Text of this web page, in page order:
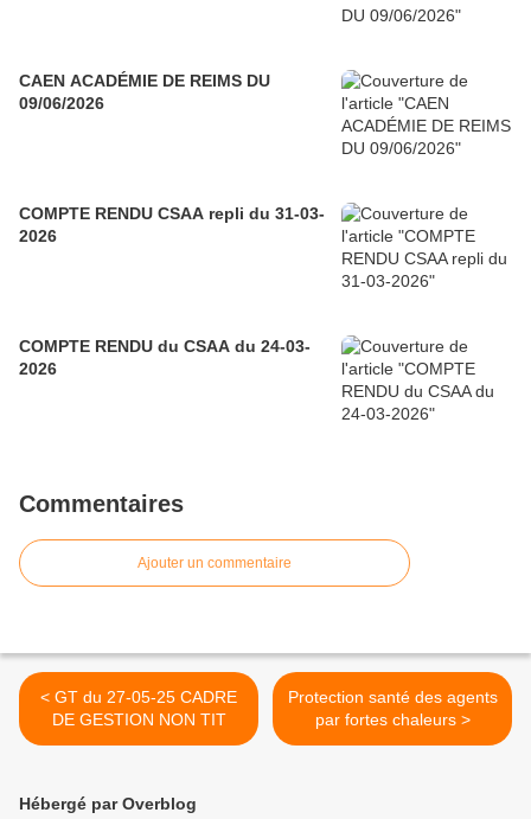
CAEN ACADÉMIE DE REIMS DU
09/06/2026
COMPTE RENDU CSAA repli du 31-03-
2026
COMPTE RENDU du CSAA du 24-03-
2026
Commentaires
Ajouter un commentaire
< GT du 27-05-25 CADRE
DE GESTION NON TIT
Protection santé des agents
par fortes chaleurs >
Hébergé par Overblog